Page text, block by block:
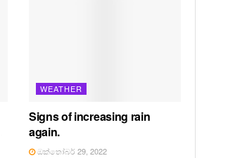
WEATHER
Signs of increasing rain
again.
ඔක්තෝබර් 29, 2022